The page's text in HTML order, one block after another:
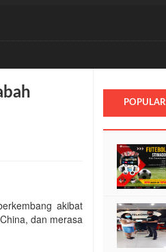
akibat
dan merasa
POPULAR